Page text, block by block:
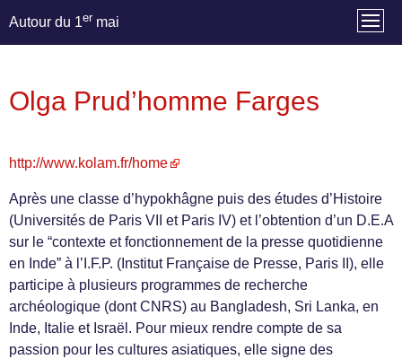
Autour du 1er mai
Olga Prud’homme Farges
http://www.kolam.fr/home
Après une classe d’hypokhâgne puis des études d’Histoire
(Universités de Paris VII et Paris IV) et l’obtention d’un D.E.A
sur le “contexte et fonctionnement de la presse quotidienne
en Inde” à l’I.F.P. (Institut Française de Presse, Paris II), elle
participe à plusieurs programmes de recherche
archéologique (dont CNRS) au Bangladesh, Sri Lanka, en
Inde, Italie et Israël. Pour mieux rendre compte de sa
passion pour les cultures asiatiques, elle signe des